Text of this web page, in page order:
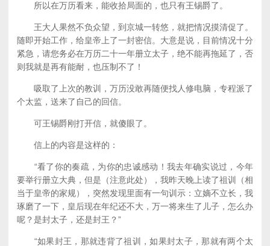
所以在万历看来，能收拾局面的，也只有王锡爵了。
王大人果然不负众望，到京城一转悠，就把情况摸清促了。
随即开始工作，给皇帝上了一封密信。大意是说，目前情况十分
紧急，请您务必在万历二十一年册立太子，绝不能再拖延了，否
则我就是再有能耐，也压制不了！
吸取了上次的教训，万历没敢再随便找人修电脑，专程派了
个太监，送来了自己的回信。
可王锡爵刚打开信，就傻眼了。
信上的内容是这样的：
“看了你的奏疏，为你的忠诚感动！我去年确实说过，今年
要举行册立大典，但是（注意此处），我昨天晚上读了祖训（相
当于皇帝的家规），突然发现里面有一句训示：立嫡不立长，我
琢磨了一下，皇后现在年纪还不大，万一将来生了儿子，怎么办
呢？是封太子，还是封王？”
“如果封王，那就违背了祖训，如果封太子，那就有两个太